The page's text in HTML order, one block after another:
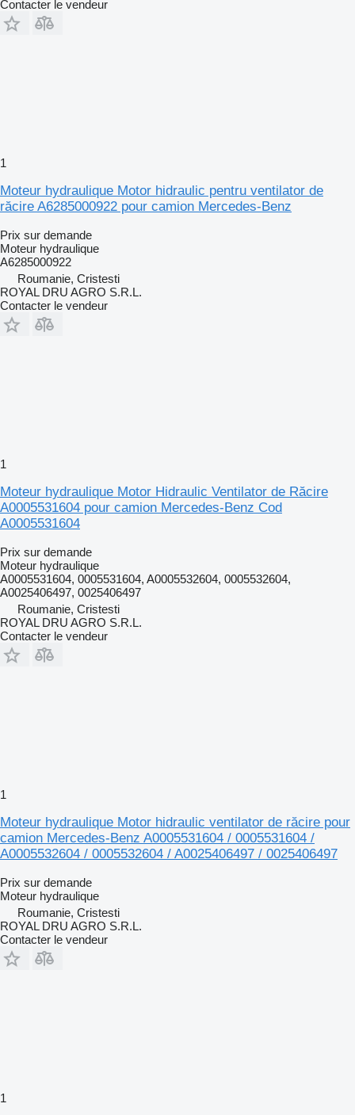
Contacter le vendeur
1
Moteur hydraulique Motor hidraulic pentru ventilator de
răcire A6285000922 pour camion Mercedes-Benz
Prix sur demande
Moteur hydraulique
A6285000922
Roumanie, Cristesti
ROYAL DRU AGRO S.R.L.
Contacter le vendeur
1
Moteur hydraulique Motor Hidraulic Ventilator de Răcire
A0005531604 pour camion Mercedes-Benz Cod
A0005531604
Prix sur demande
Moteur hydraulique
A0005531604, 0005531604, A0005532604, 0005532604,
A0025406497, 0025406497
Roumanie, Cristesti
ROYAL DRU AGRO S.R.L.
Contacter le vendeur
1
Moteur hydraulique Motor hidraulic ventilator de răcire pour
camion Mercedes-Benz A0005531604 / 0005531604 /
A0005532604 / 0005532604 / A0025406497 / 0025406497
Prix sur demande
Moteur hydraulique
Roumanie, Cristesti
ROYAL DRU AGRO S.R.L.
Contacter le vendeur
1